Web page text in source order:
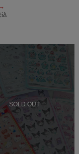
ト
→
込
SOLD OUT